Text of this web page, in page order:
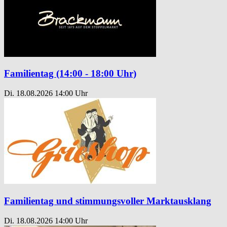
Familientag (14:00 - 18:00 Uhr)
Di. 18.08.2026 14:00 Uhr
Familientag und stimmungsvoller Marktausklang
Di. 18.08.2026 14:00 Uhr